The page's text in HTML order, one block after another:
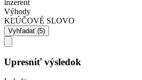
inzerent
Výhody
KĽÚČOVÉ SLOVO
Upresniť výsledok